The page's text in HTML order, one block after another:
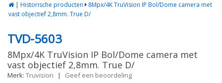
| Historische producten
8Mpx/4K TruVision IP Bol/Dome camera met
vast objectief 2,8mm. True D/
TVD-5603
8Mpx/4K TruVision IP Bol/Dome camera met
vast objectief 2,8mm. True D/
Merk: Truvision | Geef een beoordeling